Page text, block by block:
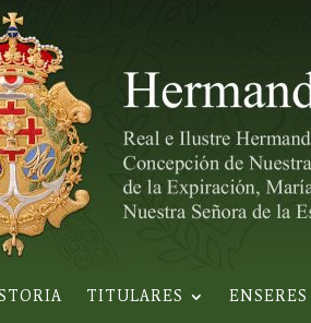
TITULARES ENSERES